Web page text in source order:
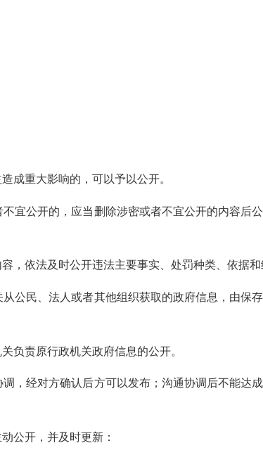
重大影响的，可以予以公开。
宜公开的，应当删除涉密或者不宜公开的内容后
依法及时公开违法主要事实、处罚种类、依据和
公民、法人或者其他组织获取的政府信息，由保
责原行政机关政府信息的公开。
，经对方确认后方可以发布；沟通协调后不能达
公开，并及时更新：